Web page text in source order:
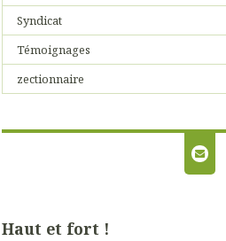
Syndicat
Témoignages
zectionnaire
Haut et fort !